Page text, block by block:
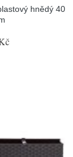
hnědý 40